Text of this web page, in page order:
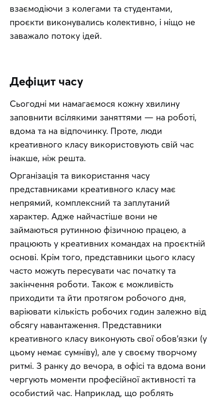
взаємодіючи з колегами та студентами,
проєкти виконувались колективно, і ніщо не
заважало потоку ідей.
Дефіцит часу
Сьогодні ми намагаємося кожну хвилину
заповнити всілякими заняттями — на роботі,
вдома та на відпочинку. Проте, люди
креативного класу використовують свій час
інакше, ніж решта.
Організація та використання часу
представниками креативного класу має
непрямий, комплексний та заплутаний
характер. Адже найчастіше вони не
займаються рутинною фізичною працею, а
працюють у креативних командах на проєктній
основі. Крім того, представники цього класу
часто можуть пересувати час початку та
закінчення роботи. Також є можливість
приходити та йти протягом робочого дня,
варіювати кількість робочих годин залежно від
обсягу навантаження. Представники
креативного класу виконують свої обов’язки (у
цьому немає сумніву), але у своєму творчому
ритмі. З ранку до вечора, в офісі та вдома вони
чергують моменти професійної активності та
особистий час. Наприклад, що роблять